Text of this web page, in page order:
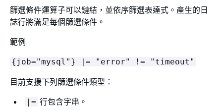
篩選條件運算子可以鏈結，並依序篩選表達式。產生的日
誌行將滿足每個篩選條件。
範例
{ job="mysql"} |= "error" != "timeout"
目前支援下列篩選條件類型：
|= 行包含字串。